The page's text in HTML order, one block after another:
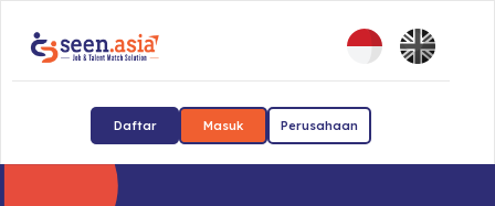
Daftar Masuk Perusahaan